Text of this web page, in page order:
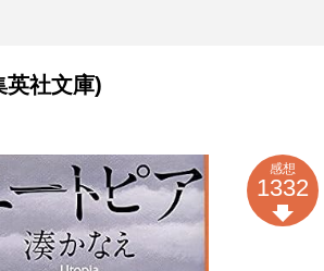
英社文庫)
感想
1332